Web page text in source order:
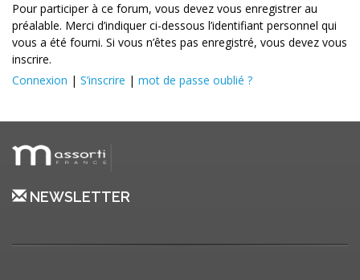
Pour participer à ce forum, vous devez vous enregistrer au
préalable. Merci d’indiquer ci-dessous l’identifiant personnel qui
vous a été fourni. Si vous n’êtes pas enregistré, vous devez vous
inscrire.
Connexion | S’inscrire | mot de passe oublié ?
NEWSLETTER